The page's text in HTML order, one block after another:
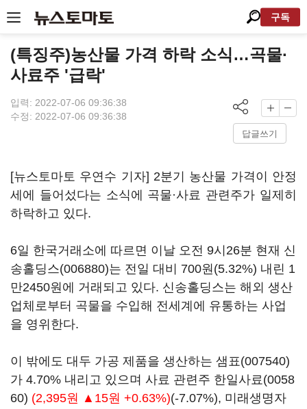
구독
(특징주)농산물 가격 하락 소식…곡물·
사료주 '급락'
입력: 2022-07-06 09:36:38
수정: 2022-07-06 09:36:38
답글쓰기
[뉴스토마토 우연수 기자] 2분기 농산물 가격이 안정
세에 들어섰다는 소식에 곡물·사료 관련주가 일제히
하락하고 있다.
6일 한국거래소에 따르면 이날 오전 9시26분 현재 신
송홀딩스(006880)는 전일 대비 700원(5.32%) 내린 1
만2450원에 거래되고 있다. 신송홀딩스는 해외 생산
업체로부터 곡물을 수입해 전세계에 유통하는 사업
을 영위한다.
이 밖에도 대두 가공 제품을 생산하는 샘표(007540)
가 4.70% 내리고 있으며 사료 관련주 한일사료(0058
60) (2,395원 ▲15원 +0.63%)(-7.07%), 미래생명자